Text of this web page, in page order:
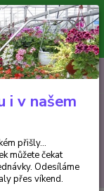
je 300 Kč.
můžete čekat
Objednávky
Hledat
0ks
za0 Kč
i v našem
přišly...
můžete čekat
Odesíláme
přes víkend.